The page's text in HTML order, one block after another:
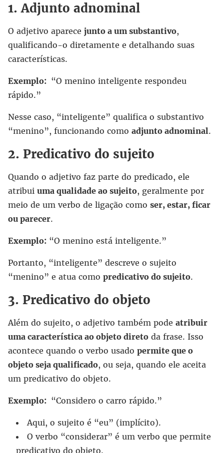
1. Adjunto adnominal
O adjetivo aparece junto a um substantivo,
qualificando-o diretamente e detalhando suas
características.
Exemplo: “O menino inteligente respondeu
rápido.”
Nesse caso, “inteligente” qualifica o substantivo
“menino”, funcionando como adjunto adnominal.
2. Predicativo do sujeito
Quando o adjetivo faz parte do predicado, ele
atribui uma qualidade ao sujeito, geralmente por
meio de um verbo de ligação como ser, estar, ficar
ou parecer.
Exemplo: “O menino está inteligente.”
Portanto, “inteligente” descreve o sujeito
“menino” e atua como predicativo do sujeito.
3. Predicativo do objeto
Além do sujeito, o adjetivo também pode atribuir
uma característica ao objeto direto da frase. Isso
acontece quando o verbo usado permite que o
objeto seja qualificado, ou seja, quando ele aceita
um predicativo do objeto.
Exemplo: “Considero o carro rápido.”
Aqui, o sujeito é “eu” (implícito).
O verbo “considerar” é um verbo que permite
predicativo do objeto.